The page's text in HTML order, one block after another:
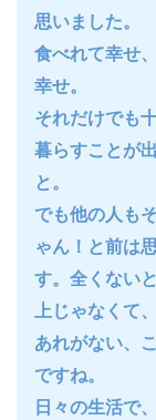
思いました。
食べれて幸せ
幸せ。
それだけでも
暮らすことが
と。
でも他の人も
ゃん！と前は
す。全くない
上じゃなくて
あれがない、
ですね。
日々の生活で